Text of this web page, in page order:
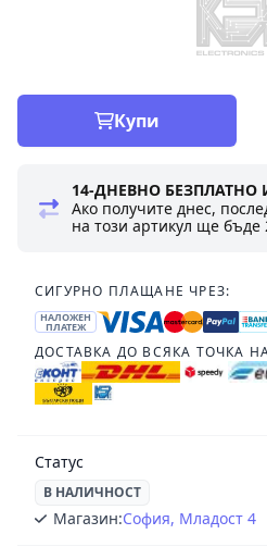
Купи
14-ДНЕВНО
Ако получите днес,
на този артикул ще бъде
СИГУРНО ПЛАЩАНЕ ЧРЕЗ:
НАЛОЖЕН
ПЛАТЕЖ
ДОСТАВКА ДО ВСЯКА ТОЧКА
Статус
В НАЛИЧНОСТ
Магазин:София, Младост 4